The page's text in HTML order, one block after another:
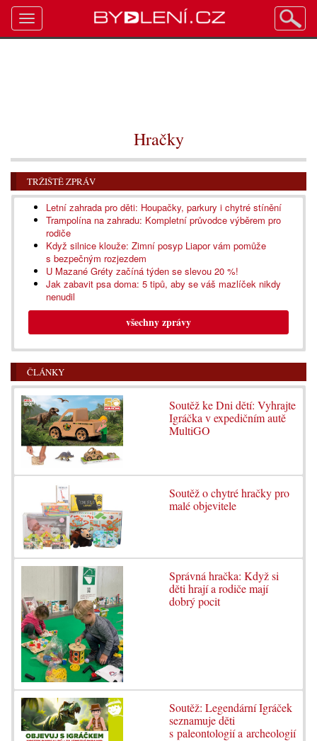
Hračky
TRŽIŠTĚ ZPRÁV
Letní zahrada pro děti: Houpačky, parkury i chytré stínění
Trampolína na zahradu: Kompletní průvodce výběrem pro
rodiče
Když silnice klouže: Zimní posyp Liapor vám pomůže
s bezpečným rozjezdem
U Mazané Gréty začíná týden se slevou 20 %!
Jak zabavit psa doma: 5 tipů, aby se váš mazlíček nikdy
nenudil
všechny zprávy
ČLÁNKY
Soutěž ke Dni dětí: Vyhrajte
Igráčka v expedičním autě
MultiGO
Soutěž o chytré hračky pro
malé objevitele
Správná hračka: Když si
děti hrají a rodiče mají
dobrý pocit
Soutěž: Legendární Igráček
seznamuje děti
s paleontologií a archeologií
Toggle
navigation